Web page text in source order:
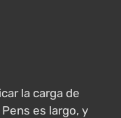
la carga de
es largo, y